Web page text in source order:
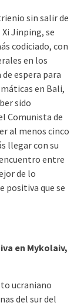
sin salir de
Jinping, se
codiciado, con
en los
espera para
en Bali,
sido
Comunista de
al menos cinco
llegar con su
entre
de lo
positiva que se
en Mykolaiv,
ucraniano
del sur del